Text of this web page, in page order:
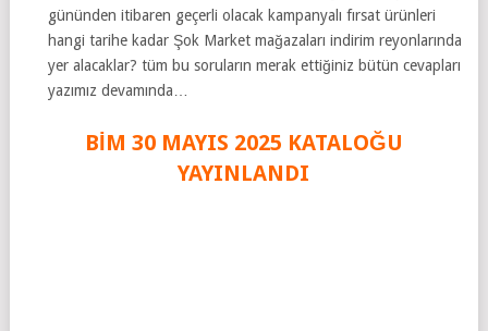
gününden itibaren geçerli olacak kampanyalı fırsat ürünleri
hangi tarihe kadar Şok Market mağazaları indirim reyonlarında
yer alacaklar? tüm bu soruların merak ettiğiniz bütün cevapları
yazımız devamında…
BİM 30 MAYIS 2025 KATALOĞU
YAYINLANDI